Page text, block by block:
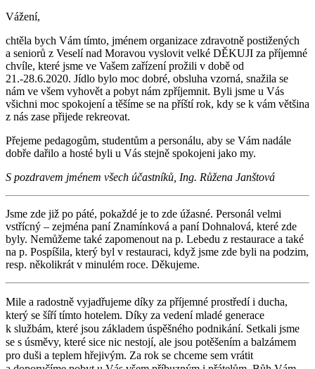
Vážení,
chtěla bych Vám tímto, jménem organizace zdravotně postižených
a seniorů z Veselí nad Moravou vyslovit velké DĚKUJI za příjemné
chvíle, které jsme ve Vašem zařízení prožili v době od
21.-28.6.2020. Jídlo bylo moc dobré, obsluha vzorná, snažila se
nám ve všem vyhovět a pobyt nám zpříjemnit. Byli jsme u Vás
všichni moc spokojení a těšíme se na příští rok, kdy se k vám většina
z nás zase přijede rekreovat.
Přejeme pedagogům, studentům a personálu, aby se Vám nadále
dobře dařilo a hosté byli u Vás stejně spokojeni jako my.
S pozdravem jménem všech účastníků, Ing. Růžena Janštová
Jsme zde již po páté, pokaždé je to zde úžasné. Personál velmi
vstřícný – zejména paní Znamínková a paní Dohnalová, které zde
byly. Nemůžeme také zapomenout na p. Lebedu z restaurace a také
na p. Pospíšila, který byl v restauraci, když jsme zde byli na podzim,
resp. několikrát v minulém roce. Děkujeme.
Mile a radostně vyjadřujeme díky za příjemné prostředí i ducha,
který se šíří tímto hotelem. Díky za vedení mladé generace
k službám, které jsou základem úspěšného podnikání. Setkali jsme
se s úsměvy, které sice nic nestojí, ale jsou potěšením a balzámem
pro duši a teplem hřejivým. Za rok se chceme sem vrátit